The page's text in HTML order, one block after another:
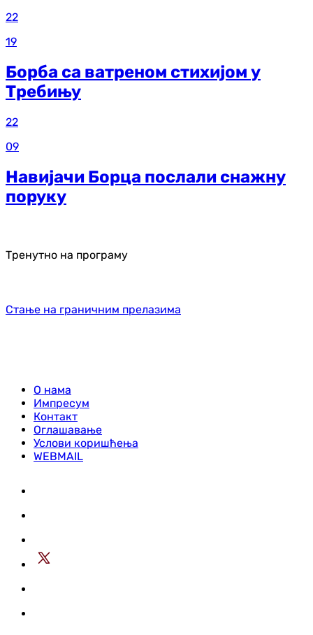
22
19
Борба са ватреном стихијом у
Требињу
22
09
Навијачи Борца послали снажну
поруку
Тренутно на програму
Стање на граничним прелазима
О нама
Импресум
Контакт
Оглашавање
Услови коришћења
WEBMAIL